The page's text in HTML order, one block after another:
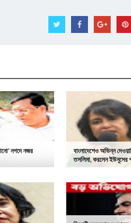
নগদে নজর
বাংলাদেশেও অভিন্ন
তসলিমা, করলেন ইউনূসের